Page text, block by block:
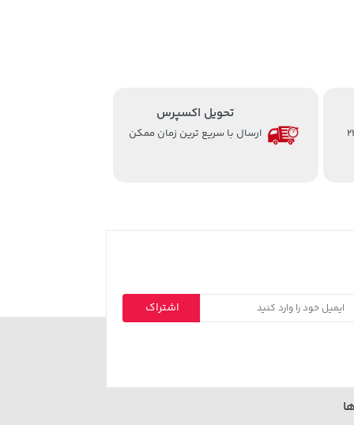
8 الی 24
تحویل اکسپرس
ارسال با سریع ترین زمان ممکن
اشتراک